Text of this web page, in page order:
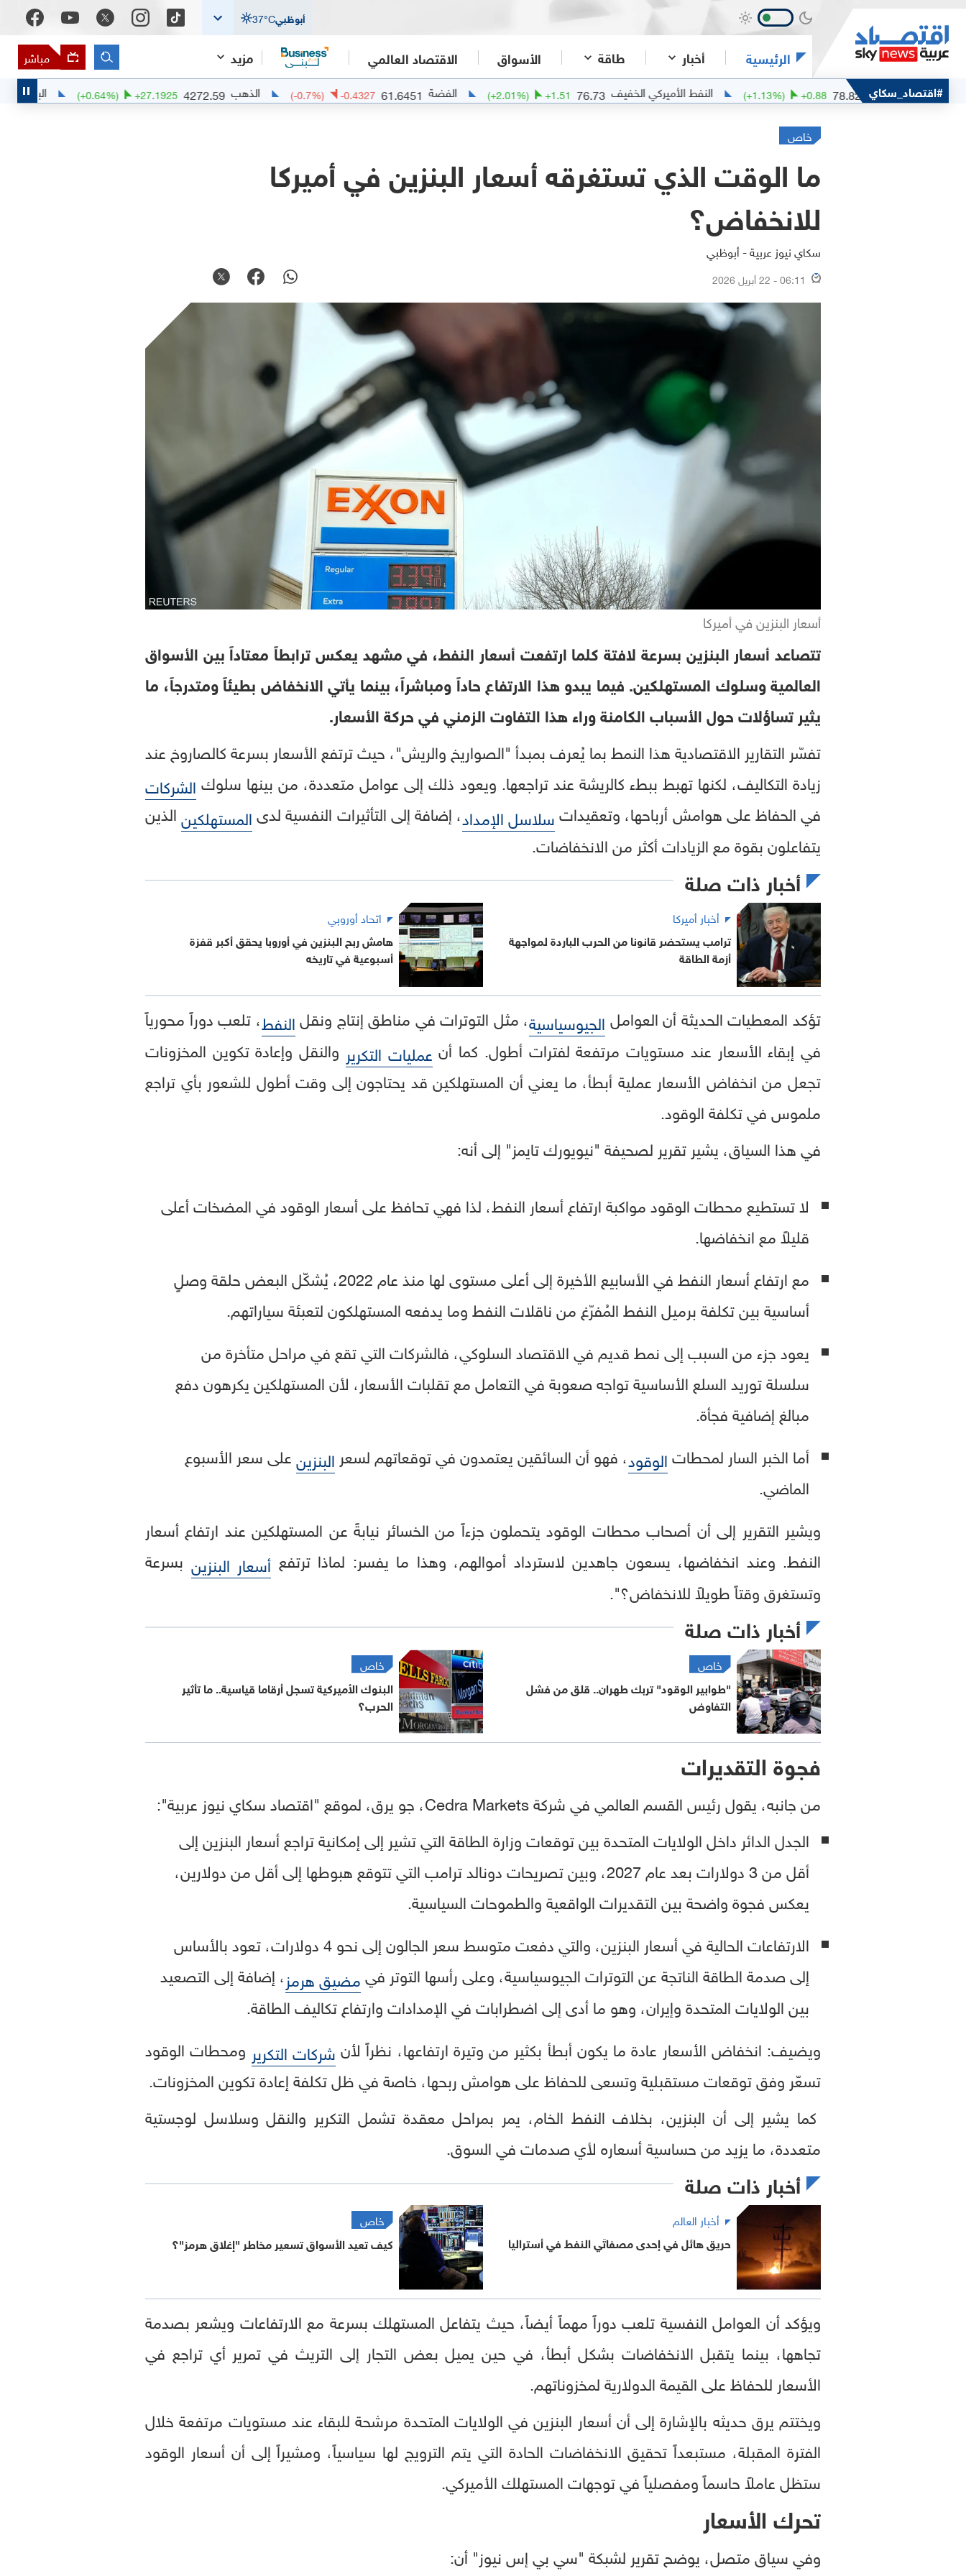
أبوظبي 37°C
الرئيسية أخبار طاقة الأسواق الاقتصاد العالمي مزيد مباشر
#اقتصاد_سكاي
مربان 78.82
+ 0.88
(+1.13 %) النفط الأميركي الخفيف 76.73
+ 1.51
(+2.01 %) الفضة 61.6451
-0.4327
(-0.7%) الذهب 4272.59
+27.1925
(+0.64%) البلاديوم 1386.75
خاص
ما الوقت الذي تستغرقه أسعار البنزين في أميركا
للانخفاض؟
سكاي نيوز عربية - أبوظبي
06:11 - 22 أبريل 2026
أسعار البنزين في أميركا
تتصاعد أسعار البنزين بسرعة لافتة كلما ارتفعت أسعار النفط، في مشهد يعكس ترابطاً معتاداً بين الأسواق
العالمية وسلوك المستهلكين. فيما يبدو هذا الارتفاع حاداً ومباشراً، بينما يأتي الانخفاض بطيئاً ومتدرجاً، ما
يثير تساؤلات حول الأسباب الكامنة وراء هذا التفاوت الزمني في حركة الأسعار.
تفسّر التقارير الاقتصادية هذا النمط بما يُعرف بمبدأ "الصواريخ والريش"، حيث ترتفع الأسعار بسرعة كالصاروخ عند
زيادة التكاليف، لكنها تهبط ببطء كالريشة عند تراجعها. ويعود ذلك إلى عوامل متعددة، من بينها سلوك الشركات
في الحفاظ على هوامش أرباحها، وتعقيداتسلاسل الإمداد، إضافة إلى التأثيرات النفسية لدىالمستهلكينالذين
يتفاعلون بقوة مع الزيادات أكثر من الانخفاضات.
أخبار ذات صلة
أخبار أميركا
ترامب يستحضر قانونا من الحرب الباردة لمواجهة
أزمة الطاقة
اتحاد أوروبي
هامش ربح البنزين في أوروبا يحقق أكبر قفزة
أسبوعية في تاريخه
تؤكد المعطيات الحديثة أن العوامل الجيوسياسية، مثل التوترات في مناطق إنتاج ونقلالنفط، تلعب دوراً محورياً
في إبقاء الأسعار عند مستويات مرتفعة لفترات أطول. كما أن عمليات التكرير والنقل وإعادة تكوين المخزونات
تجعل من انخفاض الأسعار عملية أبطأ، ما يعني أن المستهلكين قد يحتاجون إلى وقت أطول للشعور بأي تراجع
ملموس في تكلفة الوقود.
في هذا السياق، يشير تقرير لصحيفة "نيويورك تايمز" إلى أنه:
لا تستطيع محطات الوقود مواكبة ارتفاع أسعار النفط، لذا فهي تحافظ على أسعار الوقود في المضخات أعلى
قليلاً مع انخفاضها.
مع ارتفاع أسعار النفط في الأسابيع الأخيرة إلى أعلى مستوى لها منذ عام 2022، يُشكّل البعض حلقة وصلٍ
أساسية بين تكلفة برميل النفط المُفرّغ من ناقلات النفط وما يدفعه المستهلكون لتعبئة سياراتهم.
يعود جزء من السبب إلى نمط قديم في الاقتصاد السلوكي، فالشركات التي تقع في مراحل متأخرة من
سلسلة توريد السلع الأساسية تواجه صعوبة في التعامل مع تقلبات الأسعار، لأن المستهلكين يكرهون دفع
مبالغ إضافية فجأة.
أما الخبر السار لمحطاتالوقود، فهو أن السائقين يعتمدون في توقعاتهم لسعر البنزينعلى سعر الأسبوع
الماضي.
ويشير التقرير إلى أن أصحاب محطات الوقود يتحملون جزءاً من الخسائر نيابةً عن المستهلكين عند ارتفاع أسعار
النفط. وعند انخفاضها، يسعون جاهدين لاسترداد أموالهم، وهذا ما يفسر: لماذا ترتفع أسعار البنزين بسرعة
وتستغرق وقتاً طويلاً للانخفاض؟".
أخبار ذات صلة
خاص
"طوابير الوقود" تربك طهران.. قلق من فشل
التفاوض
خاص
البنوك الأميركية تسجل أرقاما قياسية.. ما تأثير
الحرب؟
فجوة التقديرات
من جانبه، يقول رئيس القسم العالمي في شركة Cedra Markets، جو يرق، لموقع "اقتصاد سكاي نيوز عربية":
الجدل الدائر داخل الولايات المتحدة بين توقعات وزارة الطاقة التي تشير إلى إمكانية تراجع أسعار البنزين إلى
أقل من 3 دولارات بعد عام 2027، وبين تصريحات دونالد ترامب التي تتوقع هبوطها إلى أقل من دولارين،
يعكس فجوة واضحة بين التقديرات الواقعية والطموحات السياسية.
الارتفاعات الحالية في أسعار البنزين، والتي دفعت متوسط سعر الجالون إلى نحو 4 دولارات، تعود بالأساس
إلى صدمة الطاقة الناتجة عن التوترات الجيوسياسية، وعلى رأسها التوتر فيمضيق هرمز، إضافة إلى التصعيد
بين الولايات المتحدة وإيران، وهو ما أدى إلى اضطرابات في الإمدادات وارتفاع تكاليف الطاقة.
ويضيف: انخفاض الأسعار عادة ما يكون أبطأ بكثير من وتيرة ارتفاعها، نظراً لأن شركات التكرير ومحطات الوقود
تسعّر وفق توقعات مستقبلية وتسعى للحفاظ على هوامش ربحها، خاصة في ظل تكلفة إعادة تكوين المخزونات.
كما يشير إلى أن البنزين، بخلاف النفط الخام، يمر بمراحل معقدة تشمل التكرير والنقل وسلاسل لوجستية
متعددة، ما يزيد من حساسية أسعاره لأي صدمات في السوق.
أخبار ذات صلة
أخبار العالم
حريق هائل في إحدى مصفاتَي النفط في أستراليا
خاص
كيف تعيد الأسواق تسعير مخاطر "إغلاق هرمز"؟
ويؤكد أن العوامل النفسية تلعب دوراً مهماً أيضاً، حيث يتفاعل المستهلك بسرعة مع الارتفاعات ويشعر بصدمة
تجاهها، بينما يتقبل الانخفاضات بشكل أبطأ، في حين يميل بعض التجار إلى التريث في تمرير أي تراجع في
الأسعار للحفاظ على القيمة الدولارية لمخزوناتهم.
ويختتم يرق حديثه بالإشارة إلى أن أسعار البنزين في الولايات المتحدة مرشحة للبقاء عند مستويات مرتفعة خلال
الفترة المقبلة، مستبعداً تحقيق الانخفاضات الحادة التي يتم الترويج لها سياسياً، ومشيراً إلى أن أسعار الوقود
ستظل عاملاً حاسماً ومفصلياً في توجهات المستهلك الأميركي.
تحرك الأسعار
وفي سياق متصل، يوضح تقرير لشبكة "سي بي إس نيوز" أن: